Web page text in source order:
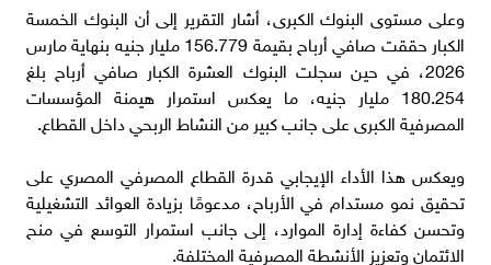
وعلى مستوى البنوك الكبرى، أشار التقرير إلى أن البنوك الخمسة
الكبار حققت صافي أرباح بقيمة 156.779 مليار جنيه بنهاية مارس
2026، في حين سجلت البنوك العشرة الكبار صافي أرباح بلغ
180.254 مليار جنيه، ما يعكس استمرار هيمنة المؤسسات
المصرفية الكبرى على جانب كبير من النشاط الربحي داخل القطاع.
ويعكس هذا الأداء الإيجابي قدرة القطاع المصرفي المصري على
تحقيق نمو مستدام في الأرباح، مدعومًا بزيادة العوائد التشغيلية
وتحسن كفاءة إدارة الموارد، إلى جانب استمرار التوسع في منح
الائتمان وتعزيز الأنشطة المصرفية المختلفة.